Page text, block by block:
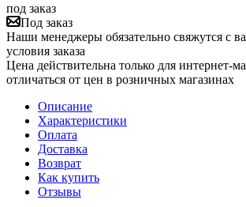
под заказ
Под заказ
Наши менеджеры обязательно свяжутся с
условия заказа
Цена действительна только для интернет-
отличаться от цен в розничных магазинах
Описание
Характеристики
Оплата
Доставка
Возврат
Как купить
Отзывы